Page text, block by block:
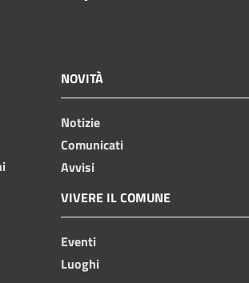
NOVITÀ
Notizie
Comunicati
Avvisi
VIVERE IL COMUNE
Eventi
Luoghi